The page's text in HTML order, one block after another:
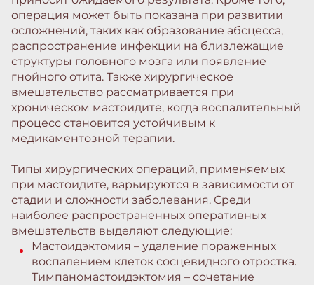
операция может быть показана при развитии
осложнений, таких как образование абсцесса,
распространение инфекции на близлежащие
структуры головного мозга или появление
гнойного отита. Также хирургическое
вмешательство рассматривается при
хроническом мастоидите, когда воспалительный
процесс становится устойчивым к
медикаментозной терапии.
Типы хирургических операций, применяемых
при мастоидите, варьируются в зависимости от
стадии и сложности заболевания. Среди
наиболее распространенных оперативных
вмешательств выделяют следующие:
Мастоидэктомия – удаление пораженных
воспалением клеток сосцевидного отростка.
Тимпаномастоидэктомия – сочетание